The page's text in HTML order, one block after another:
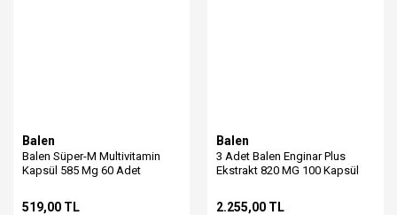
Balen
Balen Süper-M Multivitamin
Kapsül 585 Mg 60 Adet
519,00 TL
Balen
3 Adet Balen Enginar Plus
Ekstrakt 820 MG 100 Kapsül
2.255,00 TL